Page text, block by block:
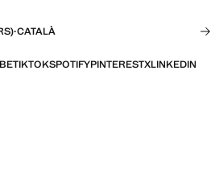
·CATALÀ
TIKTOKSPOTIFYPINTERESTXLINKEDIN